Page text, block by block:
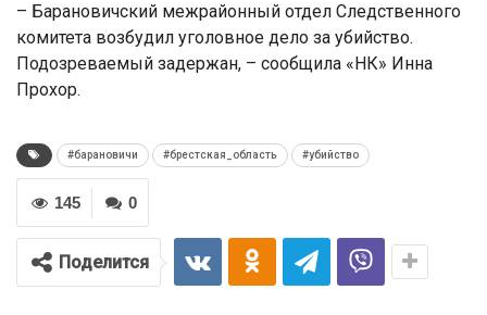
– Барановичский межрайонный отдел Следственного
комитета возбудил уголовное дело за убийство.
Подозреваемый задержан, – сообщила «НК» Инна
Прохор.
#барановичи #брестская_область #убийство
0
145
Поделится